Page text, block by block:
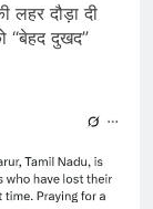
लहर दौड़ा दी
“बेहद दुखद”